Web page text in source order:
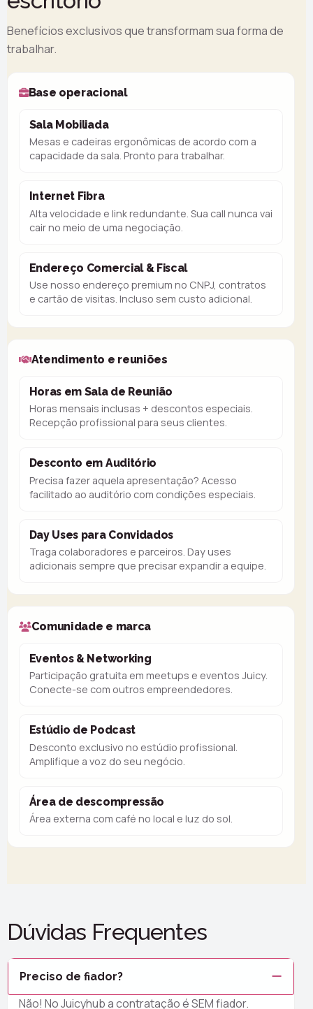
Benefícios exclusivos que transformam sua forma de
trabalhar.
Base operacional
Sala Mobiliada
Mesas e cadeiras ergonômicas de acordo com a
capacidade da sala. Pronto para trabalhar.
Internet Fibra
Alta velocidade e link redundante. Sua call nunca vai
cair no meio de uma negociação.
Endereço Comercial & Fiscal
Use nosso endereço premium no CNPJ, contratos
e cartão de visitas. Incluso sem custo adicional.
Atendimento e reuniões
Horas em Sala de Reunião
Horas mensais inclusas + descontos especiais.
Recepção profissional para seus clientes.
Desconto em Auditório
Precisa fazer aquela apresentação? Acesso
facilitado ao auditório com condições especiais.
Day Uses para Convidados
Traga colaboradores e parceiros. Day uses
adicionais sempre que precisar expandir a equipe.
Comunidade e marca
Eventos & Networking
Participação gratuita em meetups e eventos Juicy.
Conecte-se com outros empreendedores.
Estúdio de Podcast
Desconto exclusivo no estúdio profissional.
Amplifique a voz do seu negócio.
Área de descompressão
Área externa com café no local e luz do sol.
Dúvidas Frequentes
Preciso de fiador?
Não! No Juicyhub a contratação é SEM fiador.